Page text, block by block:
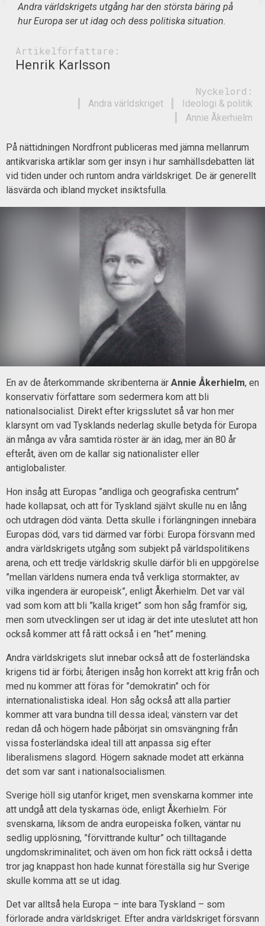
Andra världskrigets utgång har den största bäring på
hur Europa ser ut idag och dess politiska situation.
Artikelförfattare:
Henrik Karlsson
Nyckelord:
Ideologi & politik
Andra världskriget
Annie Åkerhielm
På nättidningen Nordfront publiceras med jämna mellanrum
antikvariska artiklar som ger insyn i hur samhällsdebatten lät
vid tiden under och runtom andra världskriget. De är generellt
läsvärda och ibland mycket insiktsfulla.
En av de återkommande skribenterna är Annie Åkerhielm, en
konservativ författare som sedermera kom att bli
nationalsocialist. Direkt efter krigsslutet så var hon mer
klarsynt om vad Tysklands nederlag skulle betyda för Europa
än många av våra samtida röster är än idag, mer än 80 år
efteråt, även om de kallar sig nationalister eller
antiglobalister.
Hon insåg att Europas ”andliga och geografiska centrum”
hade kollapsat, och att för Tyskland självt skulle nu en lång
och utdragen död vänta. Detta skulle i förlängningen innebära
Europas död, vars tid därmed var förbi: Europa försvann med
andra världskrigets utgång som subjekt på världspolitikens
arena, och ett tredje världskrig skulle därför bli en uppgörelse
”mellan världens numera enda två verkliga stormakter, av
vilka ingendera är europeisk”, enligt Åkerhielm. Det var väl
vad som kom att bli ”kalla kriget” som hon såg framför sig,
men som utvecklingen ser ut idag är det inte uteslutet att hon
också kommer att få rätt också i en ”het” mening.
Andra världskrigets slut innebar också att de fosterländska
krigens tid är förbi; återigen insåg hon korrekt att krig från och
med nu kommer att föras för ”demokratin” och för
internationalistiska ideal. Hon såg också att alla partier
kommer att vara bundna till dessa ideal; vänstern var det
redan då och högern hade påbörjat sin omsvängning från
vissa fosterländska ideal till att anpassa sig efter
liberalismens slagord. Högern saknade modet att erkänna
det som var sant i nationalsocialismen.
Sverige höll sig utanför kriget, men svenskarna kommer inte
att undgå att dela tyskarnas öde, enligt Åkerhielm. För
svenskarna, liksom de andra europeiska folken, väntar nu
sedlig upplösning, ”förvittrande kultur” och tilltagande
ungdomskriminalitet; och även om hon fick rätt också i detta
tror jag knappast hon hade kunnat föreställa sig hur Sverige
skulle komma att se ut idag.
Det var alltså hela Europa – inte bara Tyskland – som
förlorade andra världskriget. Efter andra världskriget försvann